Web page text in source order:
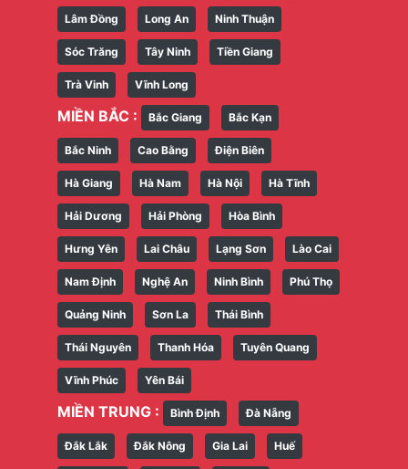
Lâm Đồng Long An Ninh Thuận
Sóc Trăng Tây Ninh Tiền Giang
Trà Vinh Vĩnh Long
MIỀN BẮC : Bắc Giang Bắc Kạn
Bắc Ninh Cao Bằng Điện Biên
Hà Giang Hà Nam Hà Nội Hà Tĩnh
Hải Dương Hải Phòng Hòa Bình
Hưng Yên Lai Châu Lạng Sơn Lào Cai
Nam Định Nghệ An Ninh Bình Phú Thọ
Quảng Ninh Sơn La Thái Bình
Thái Nguyên Thanh Hóa Tuyên Quang
Vĩnh Phúc Yên Bái
MIỀN TRUNG : Bình Định Đà Nẵng
Đắk Lắk Đắk Nông Gia Lai Huế